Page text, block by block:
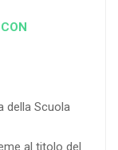
della Scuola